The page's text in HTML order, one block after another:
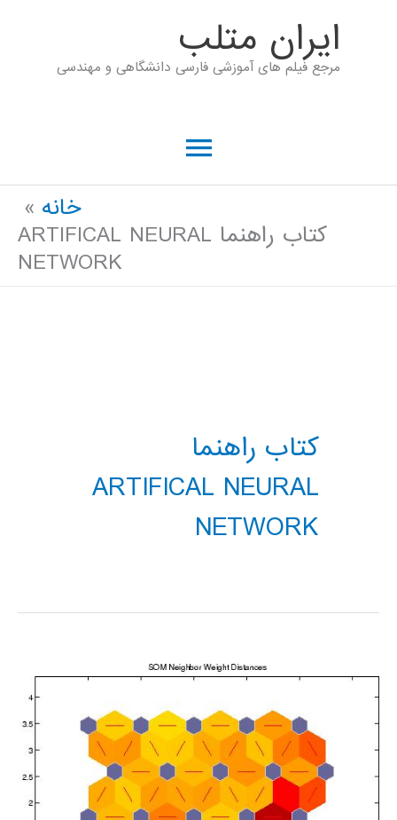
ايران متلب
مرجع فیلم های آموزشی فارسی دانشگاهی و مهندسی
فهرست
خانه
کتاب راهنما ARTIFICAL NEURAL
NETWORK
کتاب راهنما
ARTIFICAL NEURAL
NETWORK